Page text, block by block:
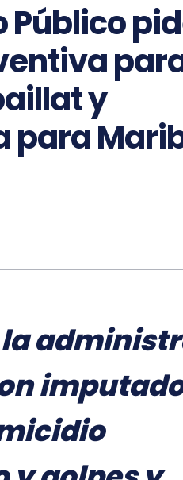
Público
y
para
la